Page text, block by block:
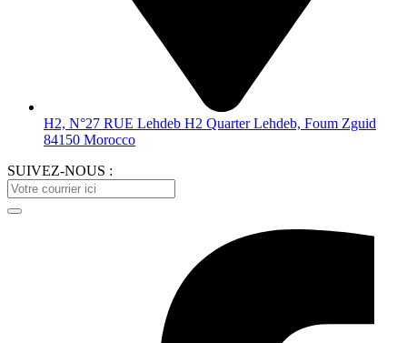
H2, N°27 RUE Lehdeb H2 Quarter Lehdeb, Foum Zguid
84150 Morocco
SUIVEZ-NOUS :